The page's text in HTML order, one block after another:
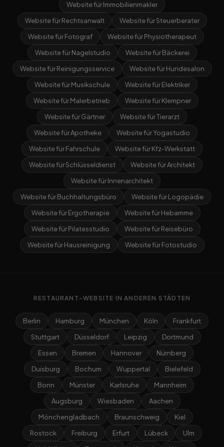
Website für Immobilienmakler
Website für Rechtsanwalt
Website für Steuerberater
Website für Fotograf
Website für Physiotherapeut
Website für Nagelstudio
Website für Bäckerei
Website für Reinigungsservice
Website für Hundesalon
Website für Musikschule
Website für Elektriker
Website für Malerbetrieb
Website für Klempner
Website für Gärtner
Website für Tierarzt
Website für Apotheke
Website für Yogastudio
Website für Fahrschule
Website für Kfz-Werkstatt
Website für Schlüsseldienst
Website für Architekt
Website für Innenarchitekt
Website für Buchhaltungsbüro
Website für Logopädie
Website für Ergotherapie
Website für Hebamme
Website für Pilatesstudio
Website für Reisebüro
Website für Hausreinigung
Website für Fotostudio
RESTAURANT-WEBSITE IN ANDEREN STÄDTEN
Berlin Hamburg München Köln
Frankfurt
Stuttgart
Düsseldorf Leipzig
Dortmund
Essen
Bremen Hannover
Nürnberg
Duisburg
Bochum Wuppertal
Bielefeld
Bonn
Münster Karlsruhe
Mannheim
Augsburg
Wiesbaden
Aachen
Mönchengladbach
Braunschweig
Kiel
Rostock
Freiburg Erfurt Lübeck
Ulm